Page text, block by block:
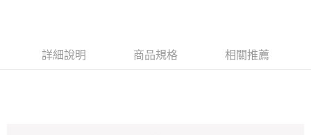
恩沛科技股份有限公司將有權停止該用戶之使用額度並採取法律行動。
詳細說明 商品規格 相關推薦